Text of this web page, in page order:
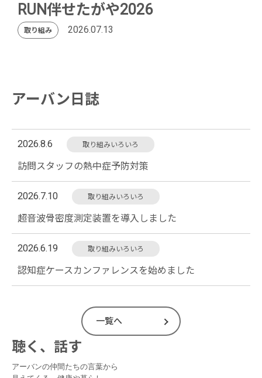
RUN伴せたがや2026
取り組み 2026.07.13
アーバン日誌
2026.8.6 取り組みいろいろ
訪問スタッフの熱中症予防対策
2026.7.10 取り組みいろいろ
超音波骨密度測定装置を導入しました
2026.6.19 取り組みいろいろ
認知症ケースカンファレンスを始めました
一覧へ
聴く、話す
アーバンの仲間たちの言葉から